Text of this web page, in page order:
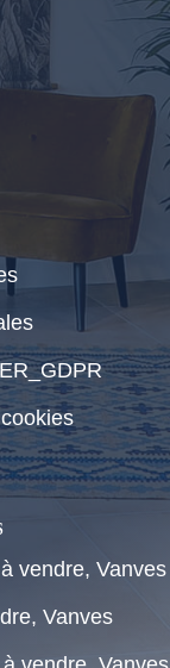
vendre, Vanves
Vanves